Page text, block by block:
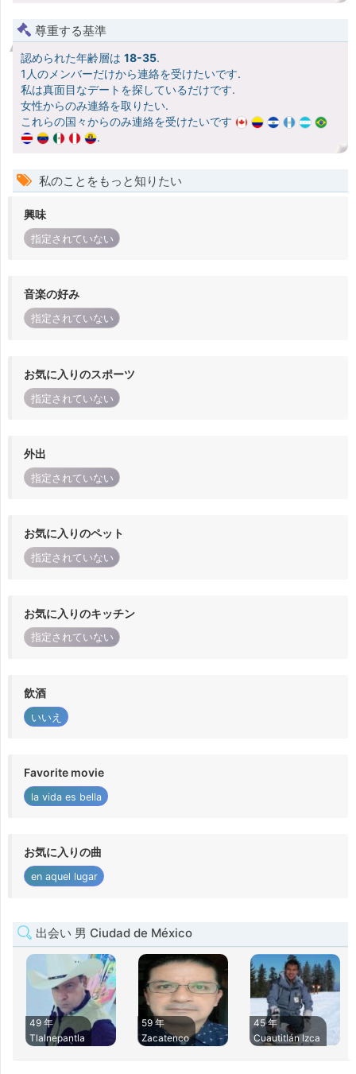
尊重する基準
認められた年齢層は 18-35.
1人のメンバーだけから連絡を受けたいです.
私は真面目なデートを探しているだけです.
女性からのみ連絡を取りたい.
これらの国々からのみ連絡を受けたいです
.
私のことをもっと知りたい
興味
指定されていない
音楽の好み
指定されていない
お気に入りのスポーツ
指定されていない
外出
指定されていない
お気に入りのペット
指定されていない
お気に入りのキッチン
指定されていない
飲酒
いいえ
Favorite movie
la vida es bella
お気に入りの曲
en aquel lugar
出会い 男 Ciudad de México
49 年
Tlalnepantla
59 年
Zacatenco
45 年
Cuautitlán Izca